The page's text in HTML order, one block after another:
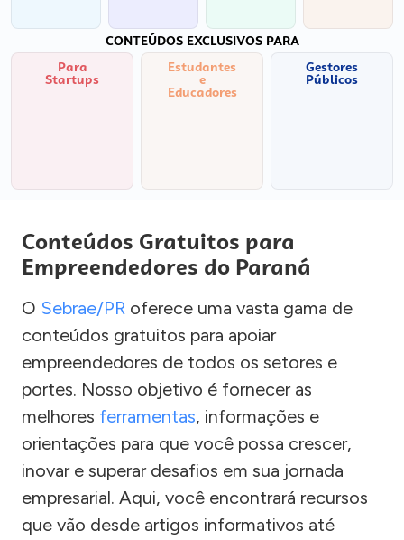
CONTEÚDOS EXCLUSIVOS PARA
Para
Startups
Estudantes
e
Educadores
Gestores
Públicos
Conteúdos Gratuitos para
Empreendedores do Paraná
O Sebrae/PR oferece uma vasta gama de
conteúdos gratuitos para apoiar
empreendedores de todos os setores e
portes. Nosso objetivo é fornecer as
melhores ferramentas, informações e
orientações para que você possa crescer,
inovar e superar desafios em sua jornada
empresarial. Aqui, você encontrará recursos
que vão desde artigos informativos até